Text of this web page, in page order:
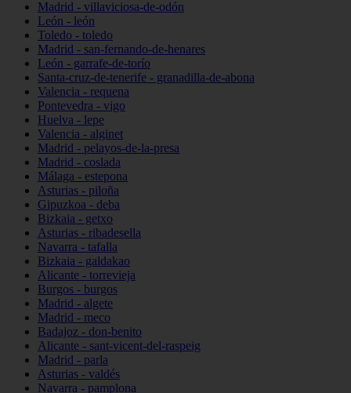
Madrid - villaviciosa-de-odón
León - león
Toledo - toledo
Madrid - san-fernando-de-henares
León - garrafe-de-torío
Santa-cruz-de-tenerife - granadilla-de-abona
Valencia - requena
Pontevedra - vigo
Huelva - lepe
Valencia - alginet
Madrid - pelayos-de-la-presa
Madrid - coslada
Málaga - estepona
Asturias - piloña
Gipuzkoa - deba
Bizkaia - getxo
Asturias - ribadesella
Navarra - tafalla
Bizkaia - galdakao
Alicante - torrevieja
Burgos - burgos
Madrid - algete
Madrid - meco
Badajoz - don-benito
Alicante - sant-vicent-del-raspeig
Madrid - parla
Asturias - valdés
Navarra - pamplona